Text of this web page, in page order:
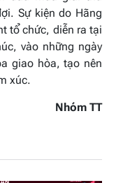
Sự kiện do Hãng
tổ chức, diễn ra tại
vào những ngày
giao hòa, tạo nên
xúc.
Nhóm TT